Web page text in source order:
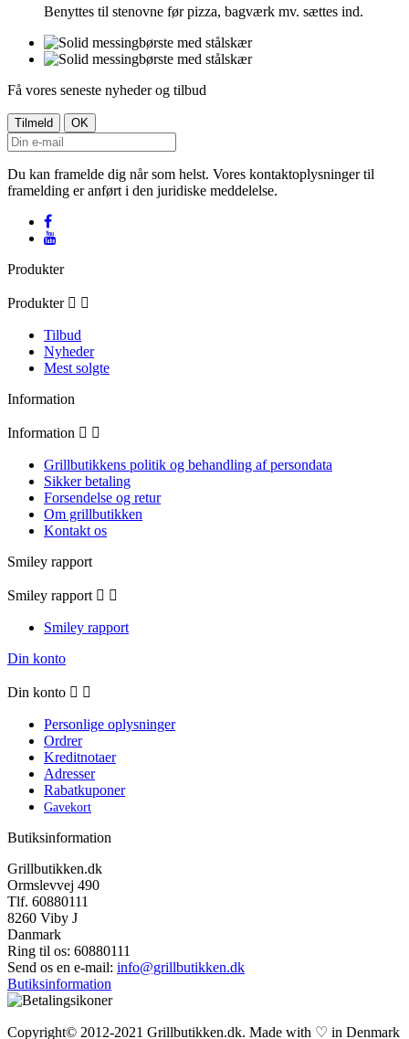
Benyttes til stenovne før pizza, bagværk mv. sættes ind.
Få vores seneste nyheder og tilbud
Du kan framelde dig når som helst. Vores kontaktoplysninger til
framelding er anført i den juridiske meddelelse.
Produkter
Produkter  
Tilbud
Nyheder
Mest solgte
Information
Information  
Grillbutikkens politik og behandling af persondata
Sikker betaling
Forsendelse og retur
Om grillbutikken
Kontakt os
Smiley rapport
Smiley rapport  
Smiley rapport
Din konto
Din konto  
Personlige oplysninger
Ordrer
Kreditnotaer
Adresser
Rabatkuponer
Gavekort
Butiksinformation
Grillbutikken.dk
Ormslevvej 490
Tlf. 60880111
8260 Viby J
Danmark
Ring til os: 60880111
Send os en e-mail: info@grillbutikken.dk
Butiksinformation
Copyright© 2012-2021 Grillbutikken.dk. Made with ♡ in Denmark